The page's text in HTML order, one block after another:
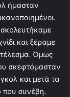
ήμασταν
και ξέραμε
Όμως
σκεφτόμασταν
και μετά τα
που συνέβη.